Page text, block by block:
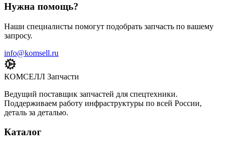
Нужна помощь?
Наши специалисты помогут подобрать запчасть по вашему
запросу.
info@komsell.ru
КОМСЕЛЛ Запчасти
Ведущий поставщик запчастей для спецтехники.
Поддерживаем работу инфраструктуры по всей России,
деталь за деталью.
Каталог